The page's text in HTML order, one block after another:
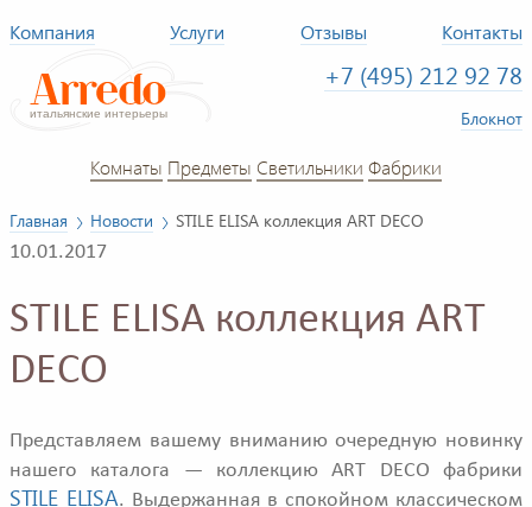
Компания Услуги Отзывы Контакты
+7 (495) 212 92 78
Блокнот
Комнаты Предметы Светильники Фабрики
Главная Новости
STILE ELISA коллекция ART DECO
10.01.2017
STILE ELISA коллекция ART
DECO
Представляем вашему вниманию очередную новинку
нашего каталога — коллекцию ART DECO фабрики
STILE ELISA. Выдержанная в спокойном классическом